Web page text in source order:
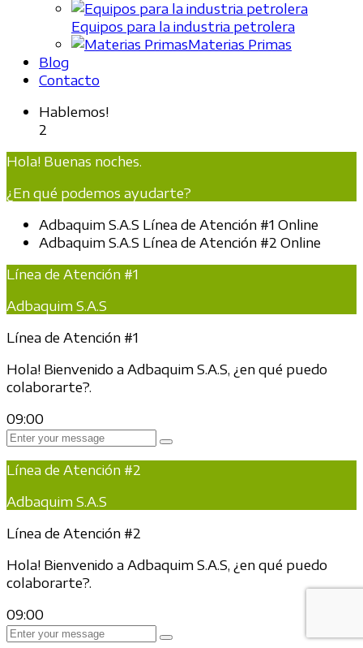
Equipos para la industria petrolera
Materias Primas
Blog
Contacto
Hablemos!
2
Hola! Buenas noches.
¿En qué podemos ayudarte?
Adbaquim S.A.S Línea de Atención #1 Online
Adbaquim S.A.S Línea de Atención #2 Online
Línea de Atención #1
Adbaquim S.A.S
Línea de Atención #1
Hola! Bienvenido a Adbaquim S.A.S, ¿en qué puedo
colaborarte?.
09:00
Línea de Atención #2
Adbaquim S.A.S
Línea de Atención #2
Hola! Bienvenido a Adbaquim S.A.S, ¿en qué puedo
colaborarte?.
09:00